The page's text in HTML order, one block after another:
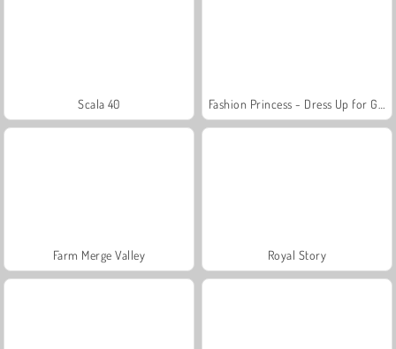
Scala 40
Farm Merge Valley Royal Story